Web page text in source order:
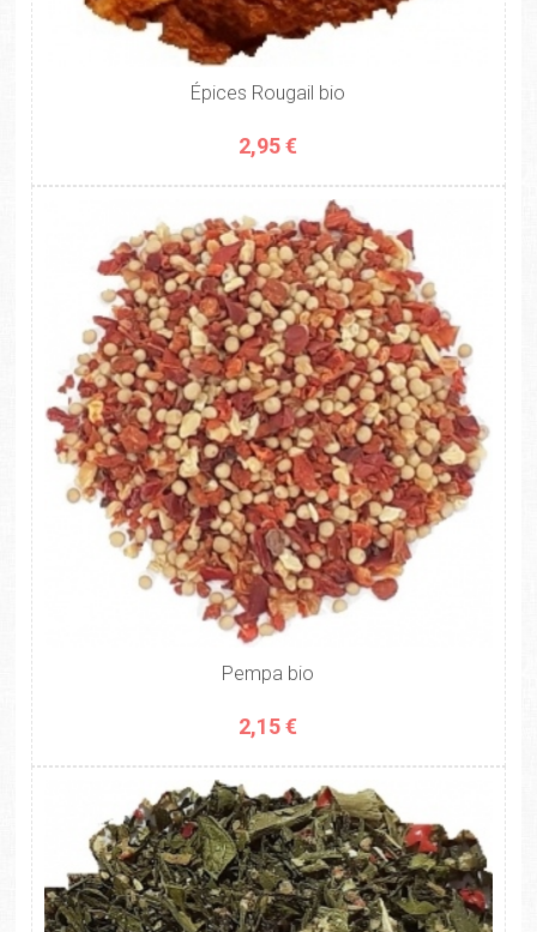
Épices Rougail bio
2,95 €
Pempa bio
2,15 €